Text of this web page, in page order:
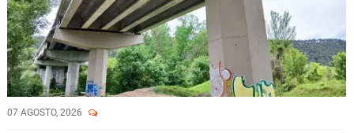
07 AGOSTO, 2026